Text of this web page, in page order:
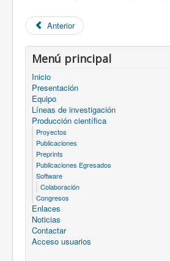
Anterior
Menú principal
Inicio
Presentación
Equipo
Líneas de investigación
Producción científica
Proyectos
Publicaciones
Preprints
Publicaciones Egresados
Software
Colaboración
Congresos
Enlaces
Noticias
Contactar
Acceso usuarios